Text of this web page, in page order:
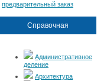
предварительный заказ
Справочная
Административное
деление
Архитектура